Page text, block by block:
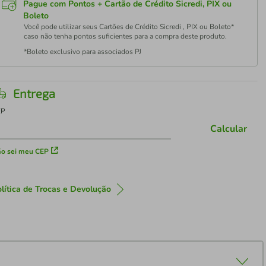
Pague com Pontos + Cartão de Crédito Sicredi, PIX ou
Boleto
Você pode utilizar seus Cartões de Crédito Sicredi , PIX ou Boleto*
caso não tenha pontos suficientes para a compra deste produto.
*Boleto exclusivo para associados PJ
Entrega
sei meu CEP
Calcular
de Trocas e Devolução